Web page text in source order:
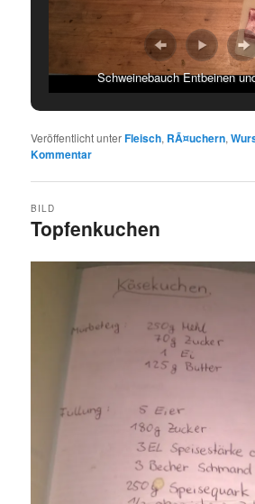
Schweinebauch Entbeinen
Veröffentlicht unterFleisch, RÃ¤uchern,
Kommentar
Topfenkuchen
BILD